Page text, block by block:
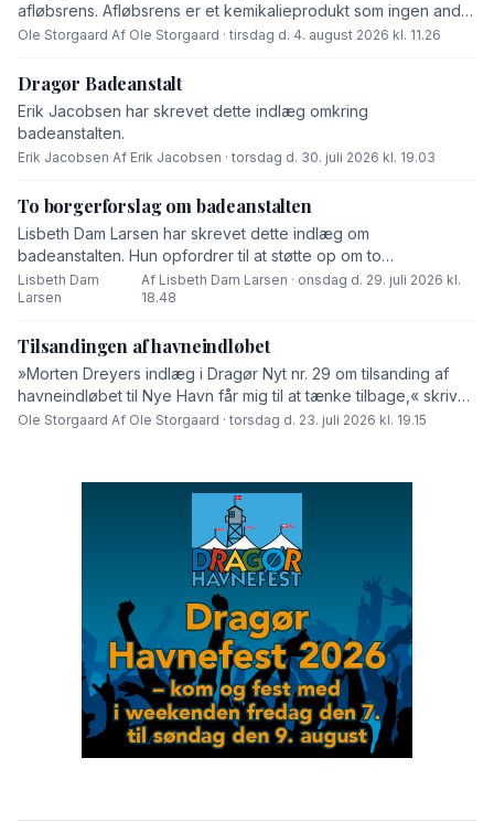
afløbsrens. Afløbsrens er et kemikalieprodukt som ingen andre
end fabrikanten ved hvad består af,« skriver Ole Storgaard i
Ole Storgaard·Af Ole Storgaard · tirsdag d. 4. august 2026 kl. 11.26
Dragør Badeanstalt
Erik Jacobsen har skrevet dette indlæg omkring
badeanstalten.
Erik Jacobsen·Af Erik Jacobsen · torsdag d. 30. juli 2026 kl. 19.03
To borgerforslag om badeanstalten
Lisbeth Dam Larsen har skrevet dette indlæg om
badeanstalten. Hun opfordrer til at støtte op om to
borgerforslag.
Lisbeth Dam
Larsen
·
Af Lisbeth Dam Larsen · onsdag d. 29. juli 2026 kl.
18.48
Tilsandingen af havneindløbet
»Morten Dreyers indlæg i Dragør Nyt nr. 29 om tilsanding af
havneindløbet til Nye Havn får mig til at tænke tilbage,« skriver
Ole Storgaard i dette debatindlæg.
Ole Storgaard·Af Ole Storgaard · torsdag d. 23. juli 2026 kl. 19.15